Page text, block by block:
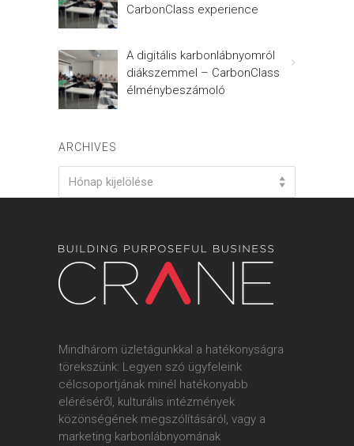
CarbonClass experience
A digitális karbonlábnyomról
diákszemmel – CarbonClass
élménybeszámoló
ARCHIVES
Archives
Hónap kijelölése
Mindhárom üzletágunkkal a hatékonyságra
törekszünk: Legyen szó ügyfeleink
célcsoportjának minél hatékonyabb
eléréséről, kulturális intézmények
közönségének megszólításáról, vagy a
marketing karbonlábnyomának